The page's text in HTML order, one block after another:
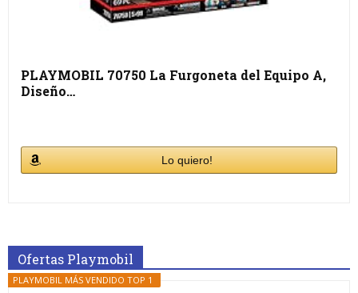
PLAYMOBIL 70750 La Furgoneta del Equipo A,
Diseño…
Lo quiero!
Ofertas Playmobil
PLAYMOBIL MÁS VENDIDO TOP 1